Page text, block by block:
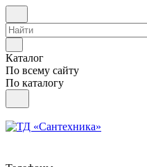
Каталог
По всему сайту
По каталогу